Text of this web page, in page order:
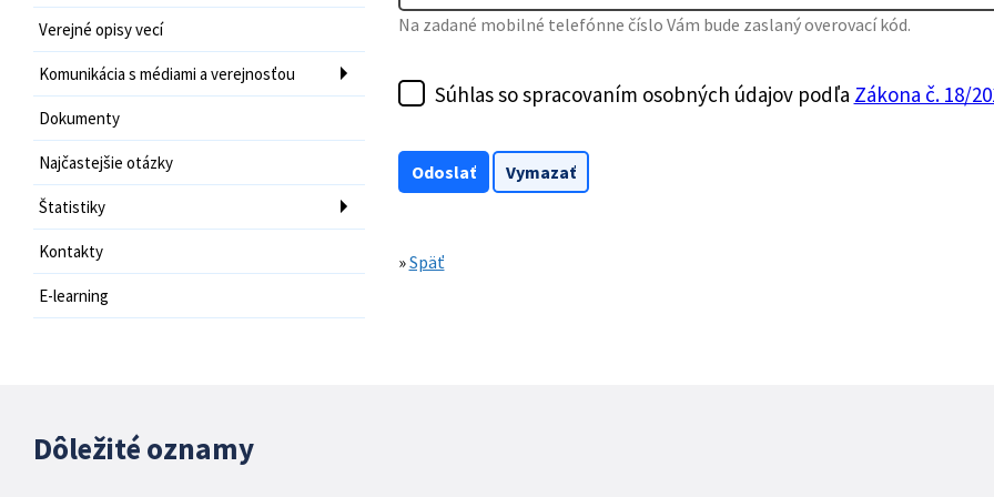
Verejné opisy vecí
Komunikácia s médiami a verejnosťou
Dokumenty
Najčastejšie otázky
Štatistiky
Kontakty
E-learning
Na zadané mobilné telefónne číslo Vám bude zaslaný overovací kód.
Súhlas so spracovaním osobných údajov podľa Zákona č. 18/
»Späť
Dôležité oznamy